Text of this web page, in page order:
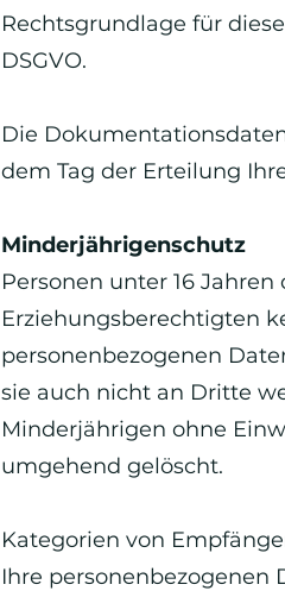
Rechtsgrundlage für
DSGVO.
Die
dem Tag der Erteilung
Minderjährigenschutz
Personen unter 16
Erziehungsberechtigten
personenbezogenen
sie auch nicht an Dritte
Minderjährigen ohne
umgehend gelöscht.
Kategorien von
Ihre personenbezogenen